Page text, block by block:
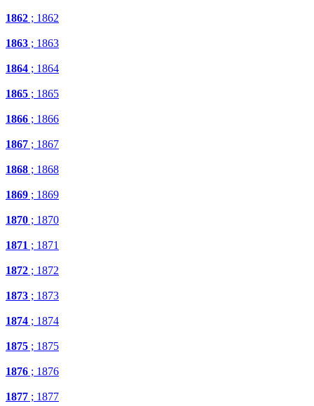
1862 ; 1862
1863 ; 1863
1864 ; 1864
1865 ; 1865
1866 ; 1866
1867 ; 1867
1868 ; 1868
1869 ; 1869
1870 ; 1870
1871 ; 1871
1872 ; 1872
1873 ; 1873
1874 ; 1874
1875 ; 1875
1876 ; 1876
1877 ; 1877